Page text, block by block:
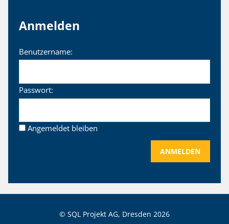
Anmelden
Benutzername:
Passwort:
Angemeldet bleiben
ANMELDEN
© SQL Projekt AG, Dresden 2026